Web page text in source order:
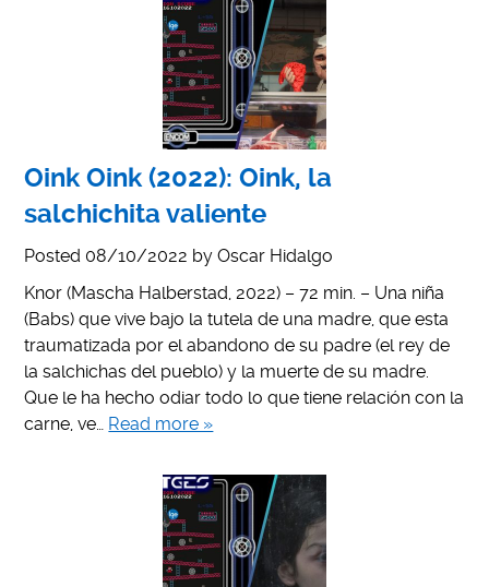
Oink Oink (2022): Oink, la
salchichita valiente
Posted 08/10/2022 byOscar Hidalgo
Knor (Mascha Halberstad, 2022) – 72 min. – Una niña
(Babs) que vive bajo la tutela de una madre, que esta
traumatizada por el abandono de su padre (el rey de
la salchichas del pueblo) y la muerte de su madre.
Que le ha hecho odiar todo lo que tiene relación con la
carne, ve… Read more »